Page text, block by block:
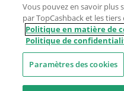
Vous pouvez en savoir plus
par TopCashback et les
Politique en matière de
Politique de
Paramètres des cookies